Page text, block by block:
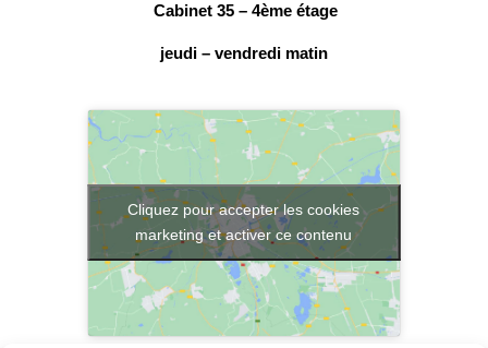
Cabinet 35 – 4ème étage
jeudi – vendredi matin
Cliquez pour accepter les cookies
marketing et activer ce contenu